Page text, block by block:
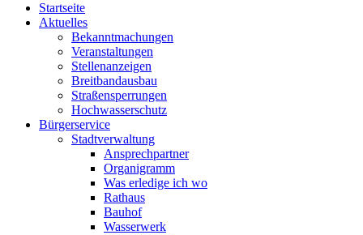
Startseite
Aktuelles
Bekanntmachungen
Veranstaltungen
Stellenanzeigen
Breitbandausbau
Straßensperrungen
Hochwasserschutz
Bürgerservice
Stadtverwaltung
Ansprechpartner
Organigramm
Was erledige ich wo
Rathaus
Bauhof
Wasserwerk